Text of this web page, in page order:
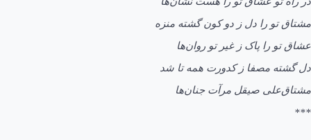
مشتاق تو را دل ز دو کون گشته منزه
عشاق تو را پاک ز غیر تو روان‌ها
دل گشته مصفا ز کدورت همه تا شد
مشتاق‌علی صیقل مرآت جنان‌ها
***